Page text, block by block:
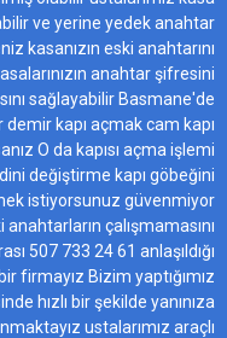
ve yerine yedek anahtar
kasanızın eski anahtarını
anahtar şifresini
sağlayabilir Basmane'de
demir kapı açmak cam kapı
O da kapısı açma işlemi
değiştirme kapı göbeğini
istiyorsunuz güvenmiyor
çalışmamasını
507 733 24 61 anlaşıldığı
firmayız Bizim yaptığımız
hızlı bir şekilde yanınıza
ustalarımız araçlı